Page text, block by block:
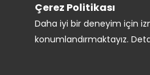
Çerez Politikası
Daha iyi bir deneyim için
konumlandırmaktayız.